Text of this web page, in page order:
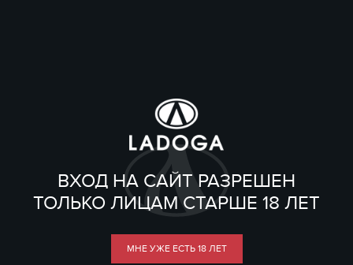
ВХОД НА САЙТ РАЗРЕШЕН
ТОЛЬКО ЛИЦАМ СТАРШЕ 18 ЛЕТ
МНЕ УЖЕ ЕСТЬ 18 ЛЕТ